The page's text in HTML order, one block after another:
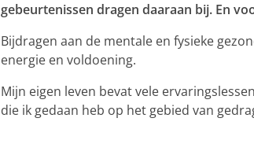
gebeurtenissen dragen daaraan bij. En
Bijdragen aan de mentale en fysieke
energie en voldoening.
Mijn eigen leven bevat vele
die ik gedaan heb op het gebied van